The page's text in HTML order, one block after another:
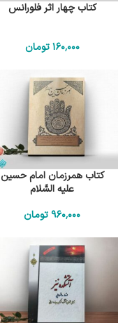
کتاب چهار اثر فلورانس
160٬000 تومان
کتاب همرزمان امام حسین
علیه السَّلام
960٬000تومان